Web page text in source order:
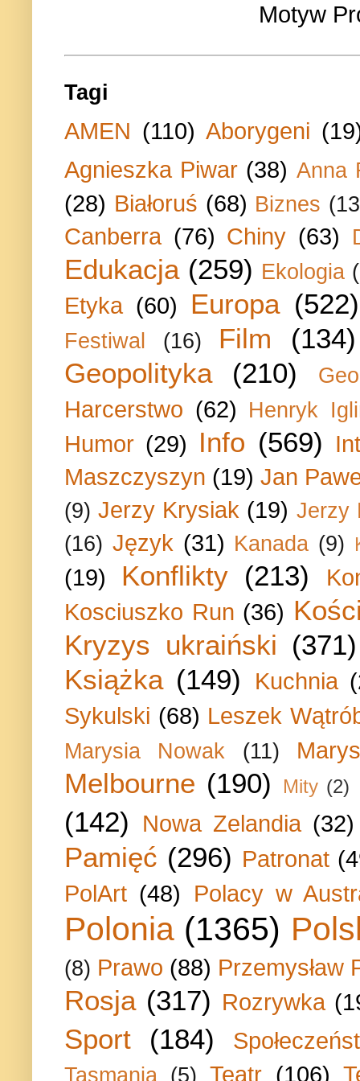
Motyw
Tagi
AMEN (110) Aborygeni
Agnieszka Piwar (38) Anna
(28) Białoruś (68) Biznes
Canberra (76) Chiny (63)
Edukacja (259) Ekologia
Etyka (60) Europa (522)
Festiwal (16) Film
(134)
Geopolityka
(210)
Harcerstwo (62) Henryk
Humor (29) Info (569)
Maszczyszyn (19) Jan
(9) Jerzy Krysiak (19) Jerzy
(16) Język (31) Kanada (9)
(19) Konflikty (213)
Kosciuszko Run (36)
Kryzys ukraiński (371)
Książka (149) Kuchnia
Sykulski (68) Leszek
Marysia Nowak (11)
Melbourne (190) Mity (2)
(142) Nowa Zelandia (32)
Pamięć (296) Patronat
PolArt (48) Polacy w
Polonia (1365)
(8) Prawo (88) Przemysław
Rosja (317) Rozrywka
Sport (184)
Tasmania (5) Teatr (106)